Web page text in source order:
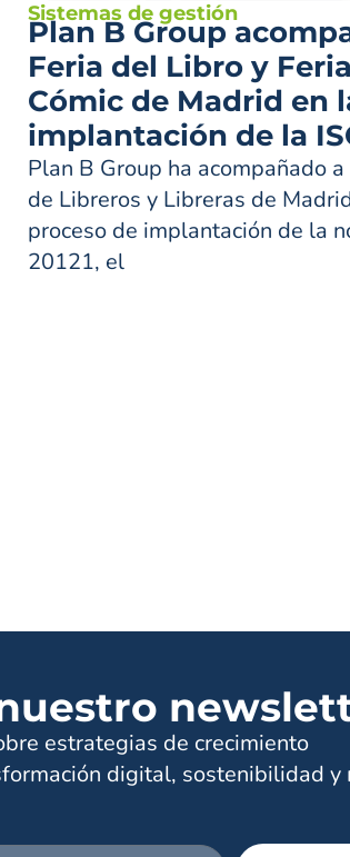
Sistemas de gestión
Plan B Group
Feria del Libro y
Cómic de Madrid en
implantación de la
Plan B Group ha acompañado
de Libreros y Libreras de
proceso de implantación de la
20121, el
estrategias de crecimiento
digital, sostenibilidad y